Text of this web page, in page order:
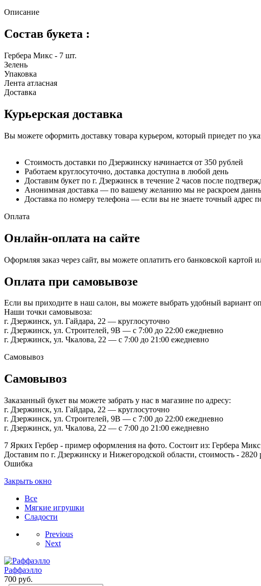
Описание
Состав букета :
Гербера Микс - 7 шт.
Зелень
Упаковка
Лента атласная
Доставка
Курьерская доставка
Вы можете оформить доставку товара курьером, который приедет по
Стоимость доставки по Дзержинску начинается от 350 рублей
Работаем круглосуточно, доставка доступна в любой день
Доставим букет по г. Дзержинск в течение 2 часов после
Анонимная доставка — по вашему желанию мы не раскроем
Доставка по номеру телефона — если вы не знаете точный адрес
Оплата
Онлайн-оплата на сайте
Оформляя заказ через сайт, вы можете оплатить его банковской
Оплата при самовывозе
Если вы приходите в наш салон, вы можете выбрать удобный вариант
Наши точки самовывоза:
г. Дзержинск, ул. Гайдара, 22 — круглосуточно
г. Дзержинск, ул. Строителей, 9В — с 7:00 до 22:00 ежедневно
г. Дзержинск, ул. Чкалова, 22 — с 7:00 до 21:00 ежедневно
Самовывоз
Самовывоз
Заказанный букет вы можете забрать у нас в магазине по адресу:
г. Дзержинск, ул. Гайдара, 22 — круглосуточно
г. Дзержинск, ул. Строителей, 9В — с 7:00 до 22:00 ежедневно
г. Дзержинск, ул. Чкалова, 22 — с 7:00 до 21:00 ежедневно
7 Ярких Гербер - пример оформления на фото. Состоит из: Гербера
Доставим по г. Дзержинску и Нижегородской области, стоимость - 2820
Ошибка
Закрыть окно
Все
Мягкие игрушки
Сладости
Previous
Next
Раффаэлло
700 руб.